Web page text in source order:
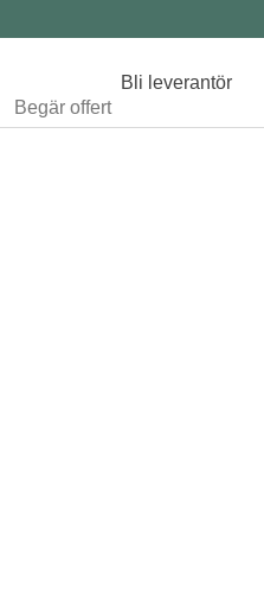
Begär offert
Bli leverantör